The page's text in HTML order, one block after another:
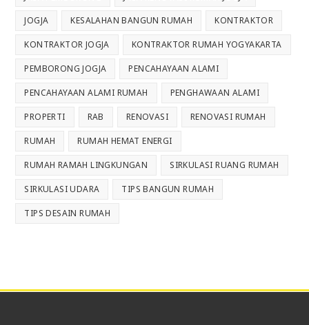
JOGJA KESALAHAN BANGUN RUMAH KONTRAKTOR
KONTRAKTOR JOGJA KONTRAKTOR RUMAH YOGYAKARTA
PEMBORONG JOGJA PENCAHAYAAN ALAMI
PENCAHAYAAN ALAMI RUMAH PENGHAWAAN ALAMI
PROPERTI RAB RENOVASI RENOVASI RUMAH
RUMAH RUMAH HEMAT ENERGI
RUMAH RAMAH LINGKUNGAN SIRKULASI RUANG RUMAH
SIRKULASI UDARA TIPS BANGUN RUMAH
TIPS DESAIN RUMAH